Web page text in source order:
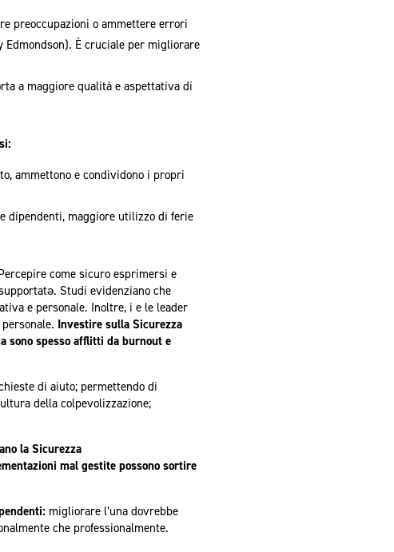
preoccupazioni o ammettere errori
È cruciale per migliorare
a maggiore qualità e aspettativa di
ammettono e condividono i propri
dipendenti, maggiore utilizzo di ferie
come sicuro esprimersi e
Studi evidenziano che
e personale. Inoltre, i e le leader
Investire sulla Sicurezza
sono spesso afflitti da burnout e
di aiuto; permettendo di
della colpevolizzazione;
la Sicurezza
mal gestite possono sortire
migliorare l’una dovrebbe
che professionalmente.